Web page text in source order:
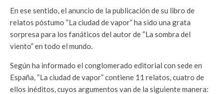
En ese sentido, el anuncio de la publicación de su libro de
relatos póstumo “La ciudad de vapor” ha sido una grata
sorpresa para los fanáticos del autor de “La sombra del
viento” en todo el mundo.
Según ha informado el conglomerado editorial con sede en
España, “La ciudad de vapor” contiene 11 relatos, cuatro de
ellos inéditos, cuyos argumentos van de la siguiente manera: